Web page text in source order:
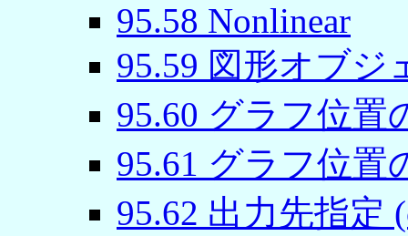
95.58 Nonlinear
95.59 図形オブジ
95.60 グラフ位置
95.61 グラフ位置
95.62 出力先指定